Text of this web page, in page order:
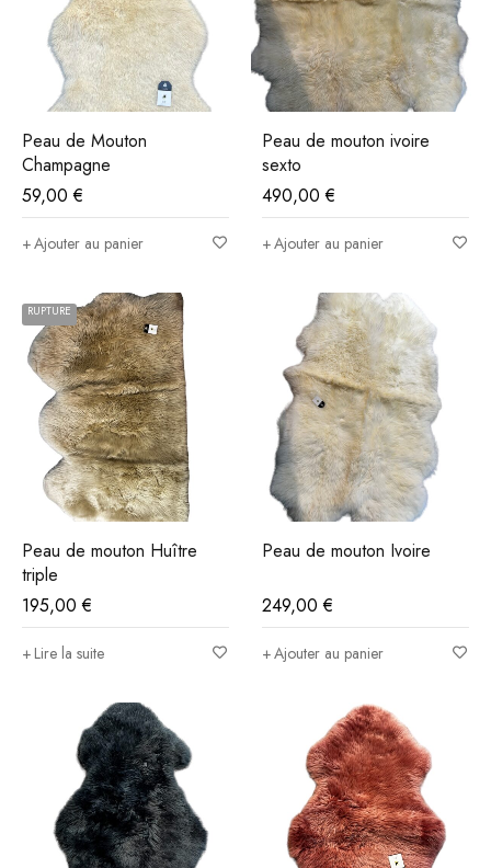
Peau de Mouton
Champagne
59,00€
Ajouter au panier
Peau de mouton ivoire
sexto
490,00€
Ajouter au panier
RUPTURE
Peau de mouton Huître
triple
195,00€
Lire la suite
Peau de mouton Ivoire
249,00€
Ajouter au panier